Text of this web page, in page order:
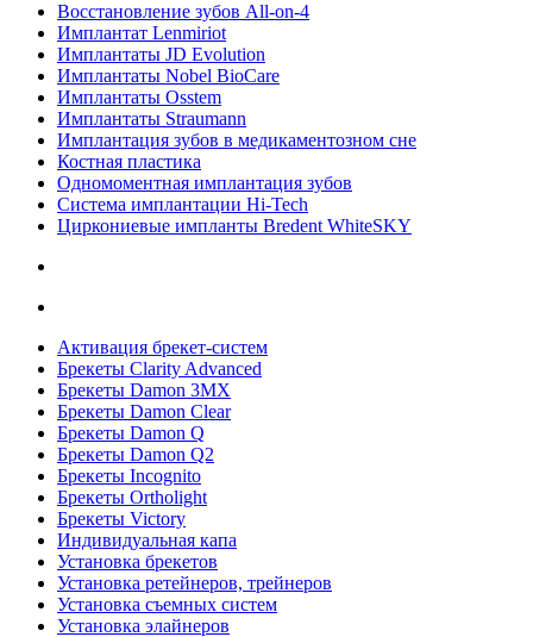
Восстановление зубов All‑on‑4
Имплантат Lenmiriot
Имплантаты JD Evolution
Имплантаты Nobel BioСare
Имплантаты Osstem
Имплантаты Straumann
Имплантация зубов в медикаментозном сне
Костная пластика
Одномоментная имплантация зубов
Система имплантации Hi-Tech
Циркониевые импланты Bredent WhiteSKY
Активация брекет-систем
Брекеты Clarity Advanced
Брекеты Damon 3MX
Брекеты Damon Clear
Брекеты Damon Q
Брекеты Damon Q2
Брекеты Incognito
Брекеты Ortholight
Брекеты Victory
Индивидуальная капа
Установка брекетов
Установка ретейнеров, трейнеров
Установка съемных систем
Установка элайнеров